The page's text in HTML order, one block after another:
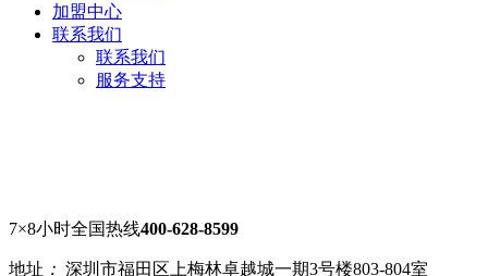
加盟中心
联系我们
联系我们
服务支持
7×8小时全国热线400-628-8599
地址 ： 深圳市福田区上梅林卓越城一期3号楼803-804室